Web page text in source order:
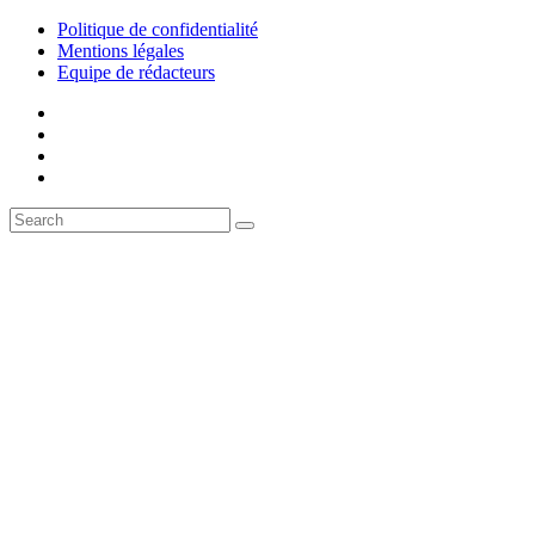
Politique de confidentialité
Mentions légales
Equipe de rédacteurs